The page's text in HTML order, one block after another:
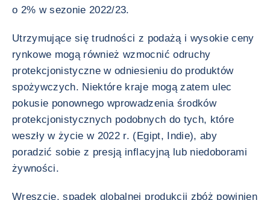
o 2% w sezonie 2022/23.
Utrzymujące się trudności z podażą i wysokie ceny
rynkowe mogą również wzmocnić odruchy
protekcjonistyczne w odniesieniu do produktów
spożywczych. Niektóre kraje mogą zatem ulec
pokusie ponownego wprowadzenia środków
protekcjonistycznych podobnych do tych, które
weszły w życie w 2022 r. (Egipt, Indie), aby
poradzić sobie z presją inflacyjną lub niedoborami
żywności.
Wreszcie, spadek globalnej produkcji zbóż powinien